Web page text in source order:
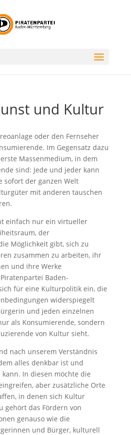
und Kultur
oder den Fernseher
Im Gegensatz dazu
Massenmedium, in dem
sind: Jede und jeder kann
sofort der ganzen Welt
mit anderen tauschen
einfach nur ein virtueller
der
Möglichkeit gibt, sich zu
zusammen zu arbeiten, ihr
und ihre Werke
Baden-
für eine Kulturpolitik ein, die
widerspiegelt
und jeden einzelnen
als Konsumierende, sondern
von Kultur sieht.
nach unserem Verständnis
alles denkbar ist und
In diesen möchte die
aber zusätzliche Orte
in denen sich Kultur
gehört das Fördern von
genauso wie die
und Bürger, kulturell